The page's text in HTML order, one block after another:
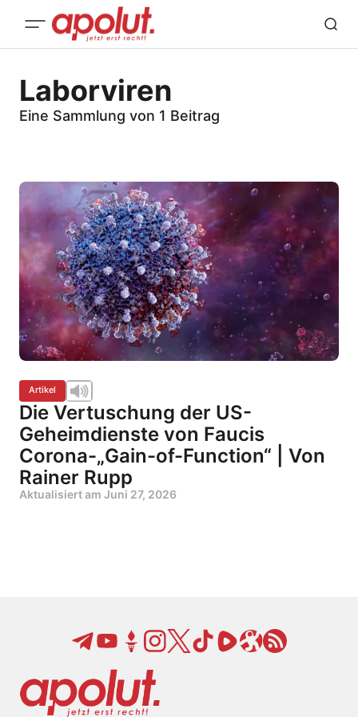
Laborviren
Eine Sammlung von 1 Beitrag
Artikel
Die Vertuschung der US-
Geheimdienste von Faucis
Corona-„Gain-of-Function“ | Von
Rainer Rupp
Aktualisiert am Juni 27, 2026